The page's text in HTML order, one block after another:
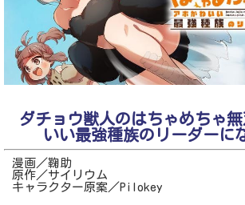
ダチョウ獣人のはちゃめちゃ
いい最強種族のリーダーに
漫画／鞠助
原作／サイリウム
キャラクター原案／Pilokey